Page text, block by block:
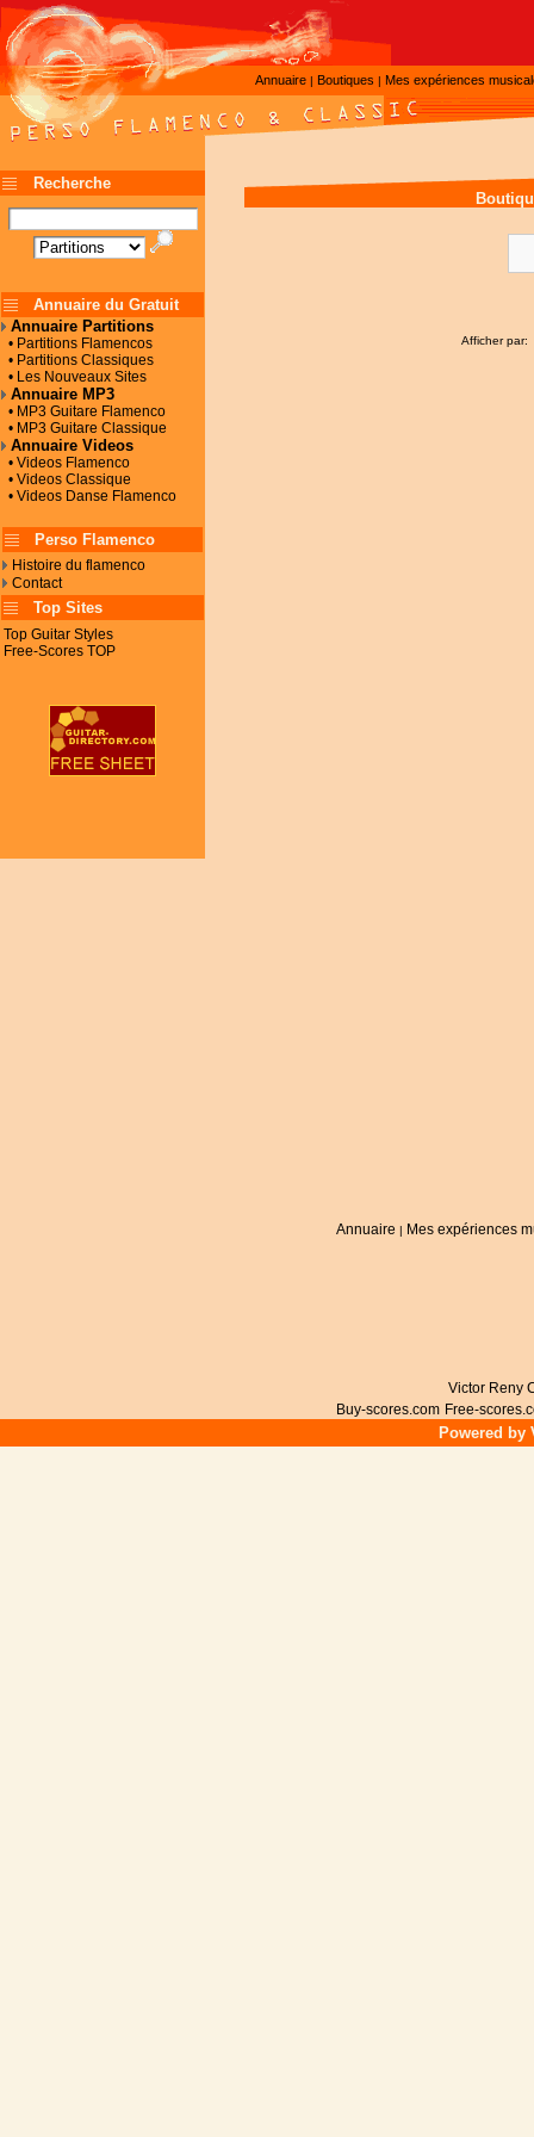
Annuaire | Boutiques | Mes expériences
Recherche
Annuaire du Gratuit
Annuaire Partitions
• Partitions Flamencos
• Partitions Classiques
• Les Nouveaux Sites
Annuaire MP3
• MP3 Guitare Flamenco
• MP3 Guitare Classique
Annuaire Videos
• Videos Flamenco
• Videos Classique
• Videos Danse Flamenco
Perso Flamenco
Histoire du flamenco
Contact
Top Sites
Top Guitar Styles
Free-Scores TOP
Afficher par:
Annuaire | Mes expériences
Victor Reny
Buy-scores.com Free-
Powered by